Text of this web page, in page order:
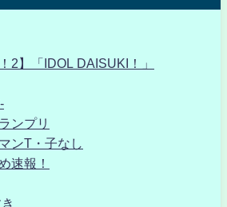
2】「IDOL DAISUKI！」
ンプリ
ンT・子なし
速報！